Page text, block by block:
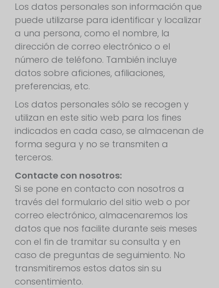
Los datos personales son información que
puede utilizarse para identificar y localizar
a una persona, como el nombre, la
dirección de correo electrónico o el
número de teléfono. También incluye
datos sobre aficiones, afiliaciones,
preferencias, etc.
Los datos personales sólo se recogen y
utilizan en este sitio web para los fines
indicados en cada caso, se almacenan de
forma segura y no se transmiten a
terceros.
Contacte con nosotros:
Si se pone en contacto con nosotros a
través del formulario del sitio web o por
correo electrónico, almacenaremos los
datos que nos facilite durante seis meses
con el fin de tramitar su consulta y en
caso de preguntas de seguimiento. No
transmitiremos estos datos sin su
consentimiento.